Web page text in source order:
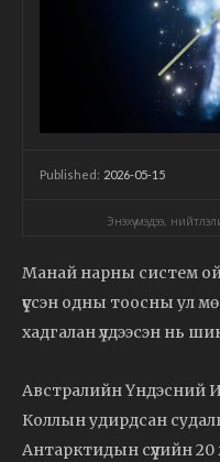
Published: 2026-05-15
Энэхүү мэдээ,
Манай нарны систем
үүссэн одны тоосны ул
хадгалан үлдээсэн нь
Австралийн Үндэсний
Коллын удирдсан
Антарктидын сүүлийн